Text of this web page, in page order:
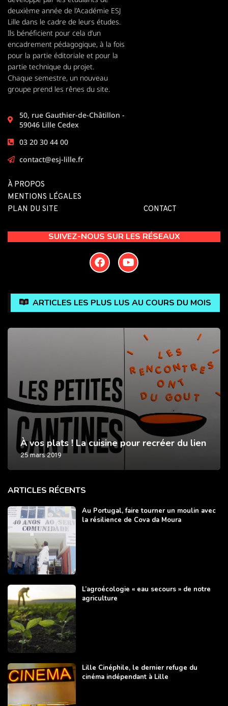
deuxième année de l’Académie ESJ
Lille dans le cadre de leurs études.
Ils bénéficient pour cela d’un
encadrement pédagogique, à la fois
pour la partie éditoriale et pour la
partie technique du projet.
Chaque semestre, un nouveau
groupe prend les rênes du site.
50, rue Gauthier-de-Châtillon -
59046 Lille Cedex
03 20 30 44 00
contact@esj-lille.fr
À PROPOS
MENTIONS LÉGALES
PLAN DU SITE
CONTACT
SUIVEZ-NOUS SUR LES RÉSEAUX
ARTICLES LES PLUS LUS AU COURS DU MOIS
plats ! La cuisine pour recréer du lien
2019
ARTICLES RÉCENTS
Au Portugal, faire tourner un moulin avec
la résilience de Cova da Moura
L’agroécologie « eau secours » de notre
agriculture
Lille Cinéphile, le dernier refuge du
cinéma indépendant à Lille